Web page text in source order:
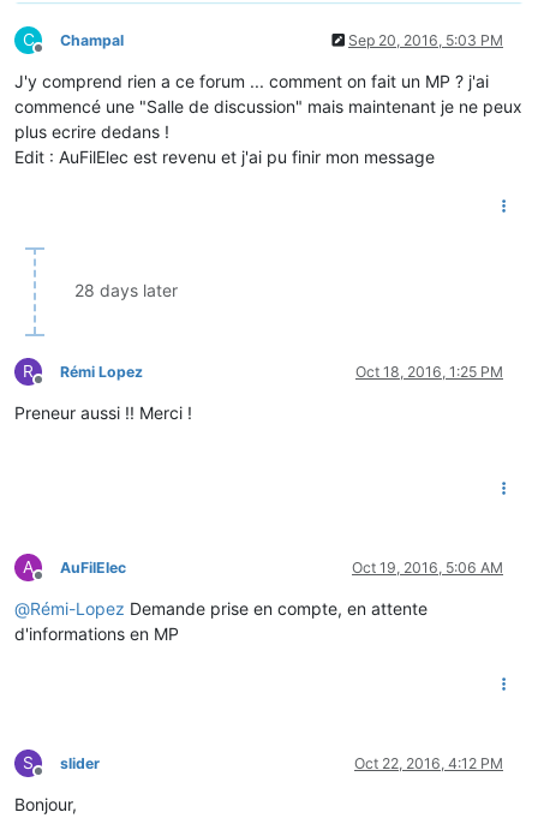
C
Offline
Champal Sep 20, 2016, 5:03 PM
J'y comprend rien a ce forum ... comment on fait un MP ? j'ai
commencé une "Salle de discussion" mais maintenant je ne peux
plus ecrire dedans !
Edit : AuFilElec est revenu et j'ai pu finir mon message
28 days later
R
Offline
Rémi Lopez Oct 18, 2016, 1:25 PM
Preneur aussi !! Merci !
A
Offline
AuFilElec Oct 19, 2016, 5:06 AM
@Rémi-Lopez Demande prise en compte, en attente
d'informations en MP
S
Offline
slider Oct 22, 2016, 4:12 PM
Bonjour,